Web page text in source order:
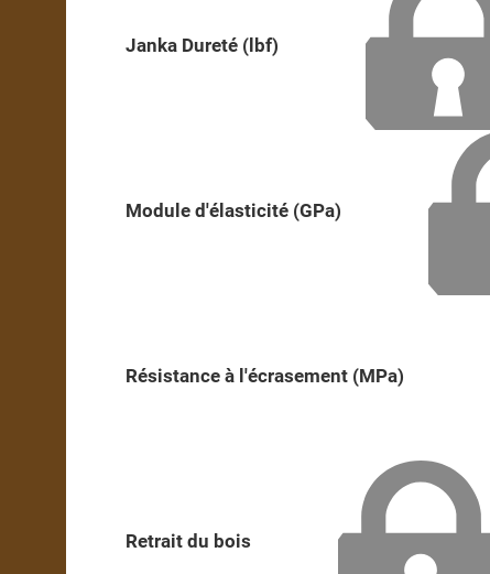
Janka Dureté (lbf)
Module d'élasticité (GPa)
Résistance à l'écrasement (MPa)
Retrait du bois